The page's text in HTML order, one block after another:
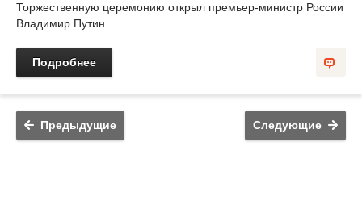
Торжественную церемонию открыл премьер-министр России
Владимир Путин.
Подробнее
Предыдущие Следующие